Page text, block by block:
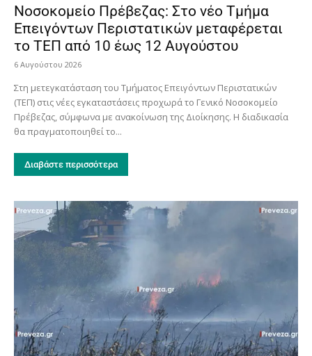
Νοσοκομείο Πρέβεζας: Στο νέο Τμήμα
Επειγόντων Περιστατικών μεταφέρεται
το ΤΕΠ από 10 έως 12 Αυγούστου
6 Αυγούστου 2026
Στη μετεγκατάσταση του Τμήματος Επειγόντων Περιστατικών
(ΤΕΠ) στις νέες εγκαταστάσεις προχωρά το Γενικό Νοσοκομείο
Πρέβεζας, σύμφωνα με ανακοίνωση της Διοίκησης. Η διαδικασία
θα πραγματοποιηθεί το...
Διαβάστε περισσότερα